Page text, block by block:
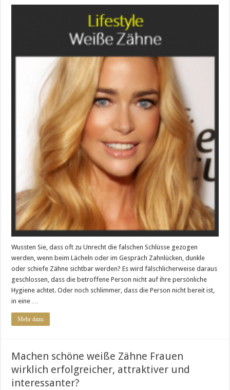
und
interessanter?
Wussten Sie, dass oft zu Unrecht die falschen Schlüsse gezogen
werden, wenn beim Lächeln oder im Gespräch Zahnlücken, dunkle
oder schiefe Zähne sichtbar werden? Es wird fälschlicherweise daraus
geschlossen, dass die betroffene Person nicht auf ihre persönliche
Hygiene achtet. Oder noch schlimmer, dass die Person nicht bereit ist,
in eine …
Mehr dazu
Machen schöne weiße Zähne Frauen
wirklich erfolgreicher, attraktiver und
interessanter?